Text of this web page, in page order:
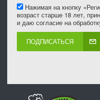
Нажимая на кнопку
возраст старше 18 лет,
и даю согласие на
ПОДПИСАТЬСЯ